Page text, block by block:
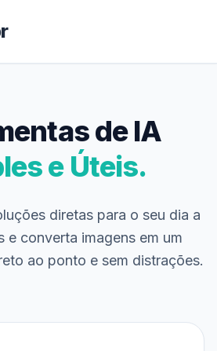
de IA
e Úteis.
diretas para o seu dia a
e converta imagens em um
ao ponto e sem distrações.